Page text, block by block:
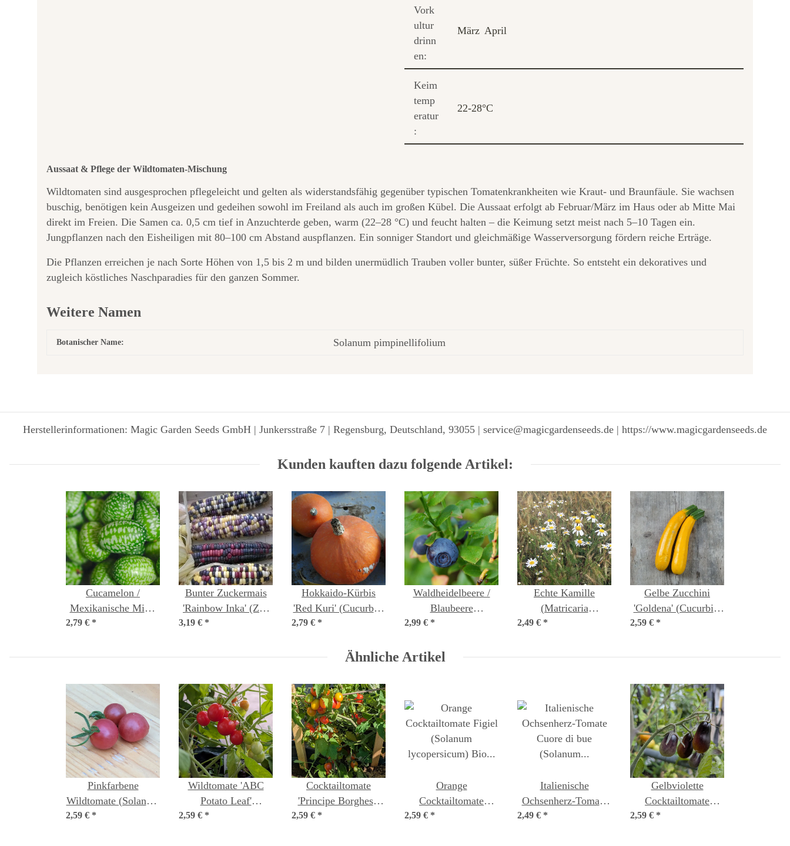
Vork
ultur
drinn
en:
März April
Keim
temp
eratur
:
22-28°C
Aussaat & Pflege der Wildtomaten-Mischung
Wildtomaten sind ausgesprochen pflegeleicht und gelten als widerstandsfähig gegenüber typischen Tomatenkrankheiten wie Kraut- und Braunfäule. Sie wachsen
buschig, benötigen kein Ausgeizen und gedeihen sowohl im Freiland als auch im großen Kübel. Die Aussaat erfolgt ab Februar/März im Haus oder ab Mitte Mai
direkt im Freien. Die Samen ca. 0,5 cm tief in Anzuchterde geben, warm (22–28 °C) und feucht halten – die Keimung setzt meist nach 5–10 Tagen ein.
Jungpflanzen nach den Eisheiligen mit 80–100 cm Abstand auspflanzen. Ein sonniger Standort und gleichmäßige Wasserversorgung fördern reiche Erträge.
Die Pflanzen erreichen je nach Sorte Höhen von 1,5 bis 2 m und bilden unermüdlich Trauben voller bunter, süßer Früchte. So entsteht ein dekoratives und
zugleich köstliches Naschparadies für den ganzen Sommer.
Weitere Namen
Botanischer Name: Solanum pimpinellifolium
Herstellerinformationen: Magic Garden Seeds GmbH | Junkersstraße 7 | Regensburg, Deutschland, 93055 | service@magicgardenseeds.de | https://www.magicgardenseeds.de
Kunden kauften dazu folgende Artikel:
Cucamelon /
Mexikanische Mini-
Gurke (Melothria
2,79 € *
Bunter Zuckermais
'Rainbow Inka' (Zea
mays) Bio Saatgut
3,19 € *
Hokkaido-Kürbis
'Red Kuri' (Cucurbita
maxima) Bio Saatgut
2,79 € *
Waldheidelbeere /
Blaubeere
(Vaccinium myrtillus)
2,99 € *
Echte Kamille
(Matricaria
chamomilla) Bio
2,49 € *
Gelbe Zucchini
'Goldena' (Cucurbita
pepo) Samen
2,59 € *
Ähnliche Artikel
Pinkfarbene
Wildtomate (Solanum
pimpinellifolium)
2,59 € *
Wildtomate 'ABC
Potato Leaf'
(Solanum
2,59 € *
Cocktailtomate
'Principe Borghese'
(Solanum
2,59 € *
Orange
Cocktailtomate
'Figiel' (Solanum
2,59 € *
Italienische
Ochsenherz-Tomate
'Cuore di bue'
2,49 € *
Gelbviolette
Cocktailtomate
'Indigo Pear Drops'
2,59 € *